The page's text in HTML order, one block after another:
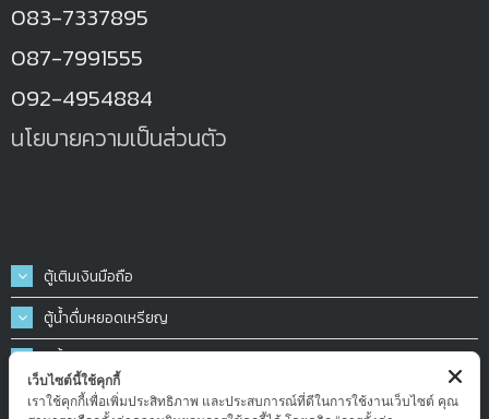
083-7337895
087-7991555
092-4954884
นโยบายความเป็นส่วนตัว
ตู้เติมเงินมือถือ
ตู้น้ำดื่มหยอดเหรียญ
ตู้น้ำมันหยอดเหรียญ
ตู้ฉีดน้ำ-ฉีดโฟมล้างรถหยอดเหรียญ
เว็บไซต์นี้ใช้คุกกี้
เราใช้คุกกี้เพื่อเพิ่มประสิทธิภาพ และประสบการณ์ที่ดีในการใช้งานเว็บไซต์ คุณ